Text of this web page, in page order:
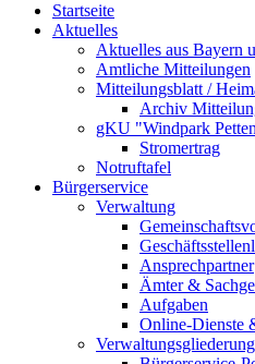
Startseite
Aktuelles
Aktuelles aus Bayern
Amtliche Mitteilungen
Mitteilungsblatt /
Archiv
gKU "Windpark
Stromertrag
Notruftafel
Bürgerservice
Verwaltung
Ansprechpartner
Ämter &
Aufgaben
Online-Dienste
Verwaltungsgliederung